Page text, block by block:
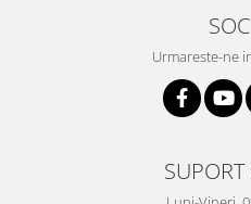
Urmareste-ne
SUPORT